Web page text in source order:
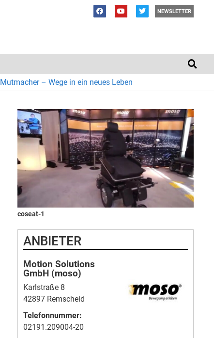
NEWSLETTER
Mutmacher – Wege in ein neues Leben
coseat-1
ANBIETER
Motion Solutions
GmbH (moso)
Karlstraße 8
42897 Remscheid
Telefonnummer:
02191.209004-20